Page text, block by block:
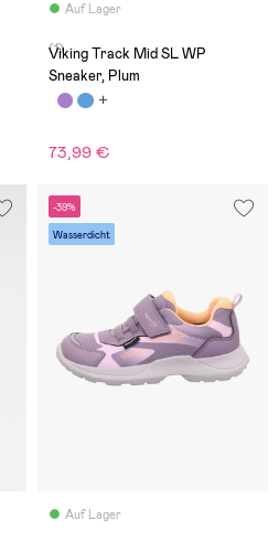
Auf Lager
(1)
Viking Track Mid SL WP
Sneaker, Plum
73,99 €
-39%
Wasserdicht
Auf Lager